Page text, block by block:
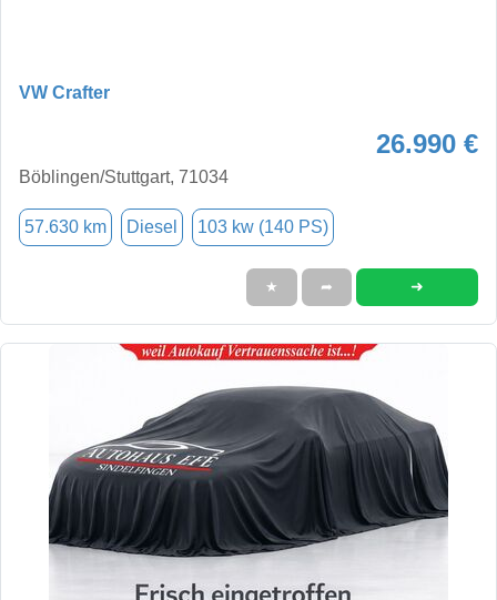
VW Crafter
26.990 €
Böblingen/Stuttgart, 71034
57.630 km Diesel 103 kw (140 PS)
★ ➦ ➜